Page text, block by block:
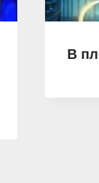
В